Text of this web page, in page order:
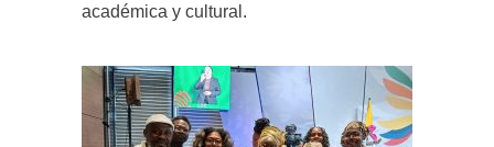
académica y cultural.